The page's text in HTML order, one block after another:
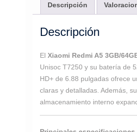
Descripción
Descripción
El Xiaomi Redmi A5 3GB/
Unisoc T7250 y su batería de
HD+ de 6.88 pulgadas ofrece
claras y detalladas. Además,
almacenamiento interno